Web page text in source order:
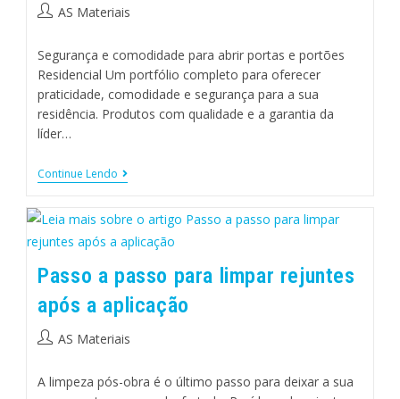
AS Materiais
Segurança e comodidade para abrir portas e portões
Residencial Um portfólio completo para oferecer
praticidade, comodidade e segurança para a sua
residência. Produtos com qualidade e a garantia da
líder…
Continue Lendo
Passo a passo para limpar rejuntes
após a aplicação
AS Materiais
A limpeza pós-obra é o último passo para deixar a sua